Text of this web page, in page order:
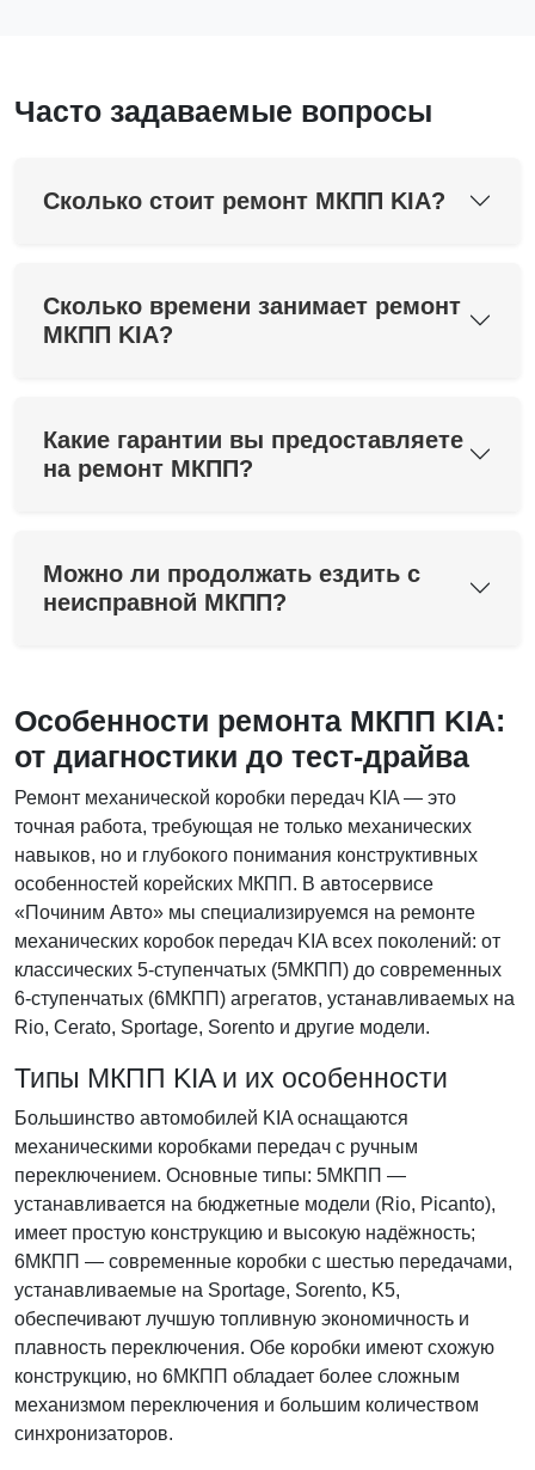
Часто задаваемые вопросы
Сколько стоит ремонт МКПП KIA?
Сколько времени занимает ремонт
МКПП KIA?
Какие гарантии вы предоставляете
на ремонт МКПП?
Можно ли продолжать ездить с
неисправной МКПП?
Особенности ремонта МКПП KIA:
от диагностики до тест-драйва
Ремонт механической коробки передач KIA — это
точная работа, требующая не только механических
навыков, но и глубокого понимания конструктивных
особенностей корейских МКПП. В автосервисе
«Починим Авто» мы специализируемся на ремонте
механических коробок передач KIA всех поколений: от
классических 5-ступенчатых (5МКПП) до современных
6-ступенчатых (6МКПП) агрегатов, устанавливаемых на
Rio, Cerato, Sportage, Sorento и другие модели.
Типы МКПП KIA и их особенности
Большинство автомобилей KIA оснащаются
механическими коробками передач с ручным
переключением. Основные типы: 5МКПП —
устанавливается на бюджетные модели (Rio, Picanto),
имеет простую конструкцию и высокую надёжность;
6МКПП — современные коробки с шестью передачами,
устанавливаемые на Sportage, Sorento, K5,
обеспечивают лучшую топливную экономичность и
плавность переключения. Обе коробки имеют схожую
конструкцию, но 6МКПП обладает более сложным
механизмом переключения и большим количеством
синхронизаторов.